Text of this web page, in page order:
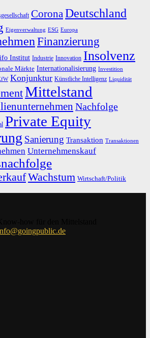
CoronaDeutschland
Eigenverwaltung ESG Europa
Finanzierung
ifo Institut Industrie Innovation Insolvenz
Märkte Internationalisierung Investition
Konjunktur Künstliche Intelligenz Liquidität
Mittelstand
Nachfolge
Private Equity
Sanierung Transaktion Transaktionen
Unternehmenskauf
Wachstum Wirtschaft/Politik